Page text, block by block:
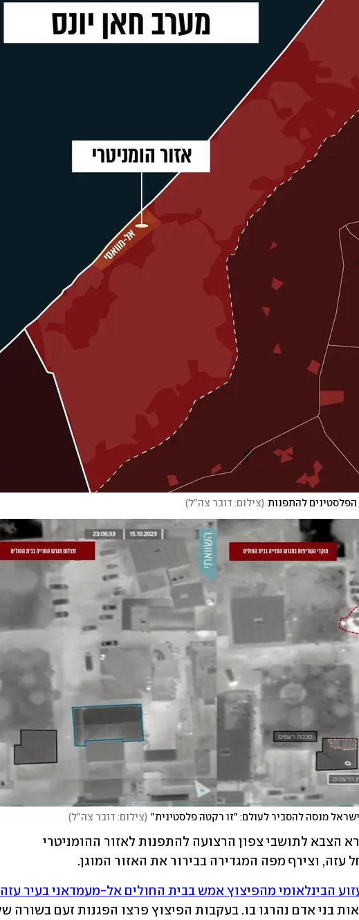
הפלסטינים להתפנות (צילום: דובר צה"ל)
מנסה להסביר לעולם: "זו רקטה פלסטינית" (צילום: דובר צה"ל)
עזה, וצירף מפה המגדירה בבירור את האזור המוגן.
הבינלאומי מהפיצוץ אמש בבית החולים אל-מעמדאני בעיר עזה